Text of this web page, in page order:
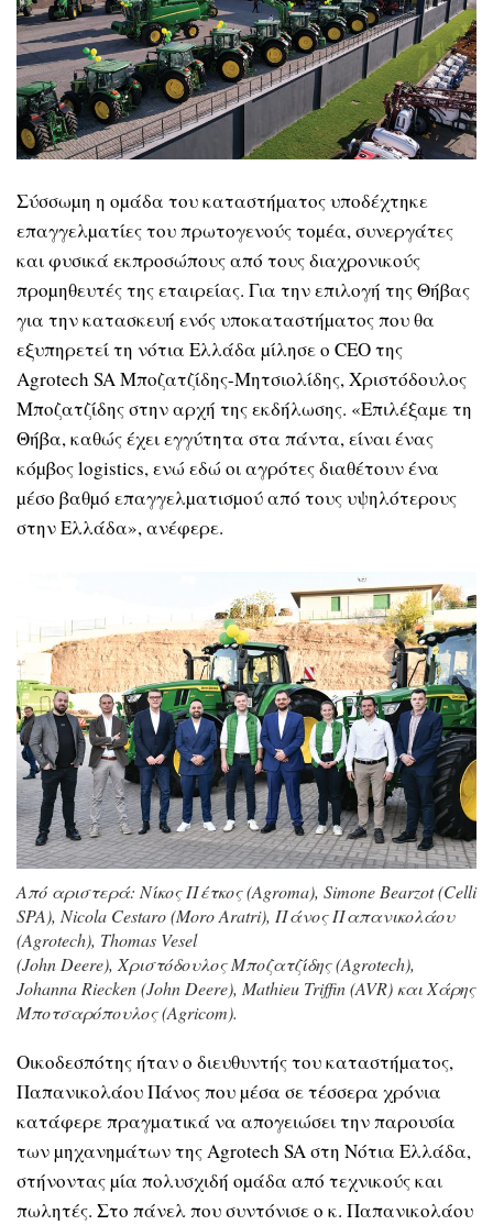
Σύσσωµη η οµάδα του καταστήµατος υποδέχτηκε
επαγγελµατίες του πρωτογενούς τοµέα, συνεργάτες
και φυσικά εκπροσώπους από τους διαχρονικούς
προµηθευτές της εταιρείας. Για την επιλογή της Θήβας
για την κατασκευή ενός υποκαταστήµατος που θα
εξυπηρετεί τη νότια Ελλάδα µίλησε ο CEO της
Agrotech SA Μποζατζίδης-Μητσιολίδης, Χριστόδουλος
Μποζατζίδης στην αρχή της εκδήλωσης. «Επιλέξαµε τη
Θήβα, καθώς έχει εγγύτητα στα πάντα, είναι ένας
κόµβος logistics, ενώ εδώ οι αγρότες διαθέτουν ένα
µέσο βαθµό επαγγελµατισµού από τους υψηλότερους
στην Ελλάδα», ανέφερε.
Από αριστερά: Νίκος Πέτκος (Agroma), Simone Bearzot (Celli
SPA), Nicola Cestaro (Moro Aratri), Πάνος Παπανικολάου
(Agrotech), Thomas Vesel
(John Deere), Χριστόδουλος Μποζατζίδης (Agrotech),
Johanna Riecken (John Deere), Mathieu Triffin (AVR) και Χάρης
Μποτσαρόπουλος (Agricom).
Οικοδεσπότης ήταν ο διευθυντής του καταστήµατος,
Παπανικολάου Πάνος που µέσα σε τέσσερα χρόνια
κατάφερε πραγµατικά να απογειώσει την παρουσία
των µηχανηµάτων της Agrotech SA στη Νότια Ελλάδα,
στήνοντας µία πολυσχιδή οµάδα από τεχνικούς και
πωλητές. Στο πάνελ που συντόνισε ο κ. Παπανικολάου